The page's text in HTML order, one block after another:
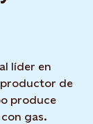
líder en
de
produce
gas.